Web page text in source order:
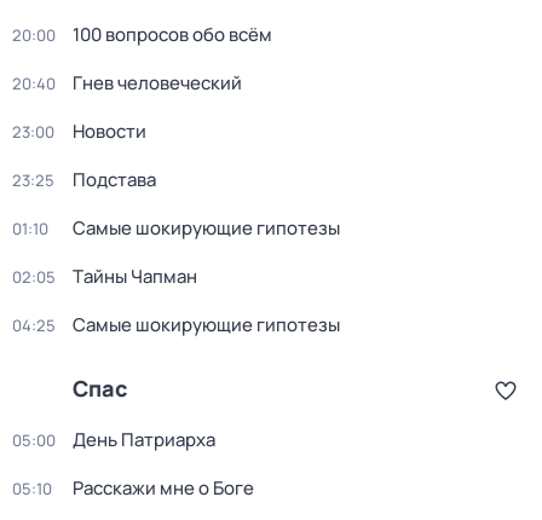
20:00 100 вопросов обо всём
20:40 Гнев человеческий
23:00 Новости
23:25 Подстава
01:10 Самые шoкиpующие гипотезы
02:05 Тaйны Чапман
04:25 Самые шoкиpующие гипотезы
Спас
05:00 День Патриарха
05:10 Расскажи мне о Боге